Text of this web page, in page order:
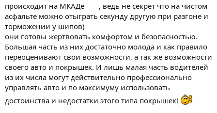
происходит на МКАДе
, ведь не секрет что на чистом
асфальте можно отыграть секунду другую при разгоне и
торможении у шипов)
они готовы жертвовать комфортом и безопасностью.
Большая часть из них достаточно молода и как правило
переоценивают свои возможности, а так же возможности
своего авто и покрышек. И лишь малая часть водителей
из их числа могут действительно профессионально
управлять авто и по максимуму использовать
достоинства и недостатки этого типа покрышек!